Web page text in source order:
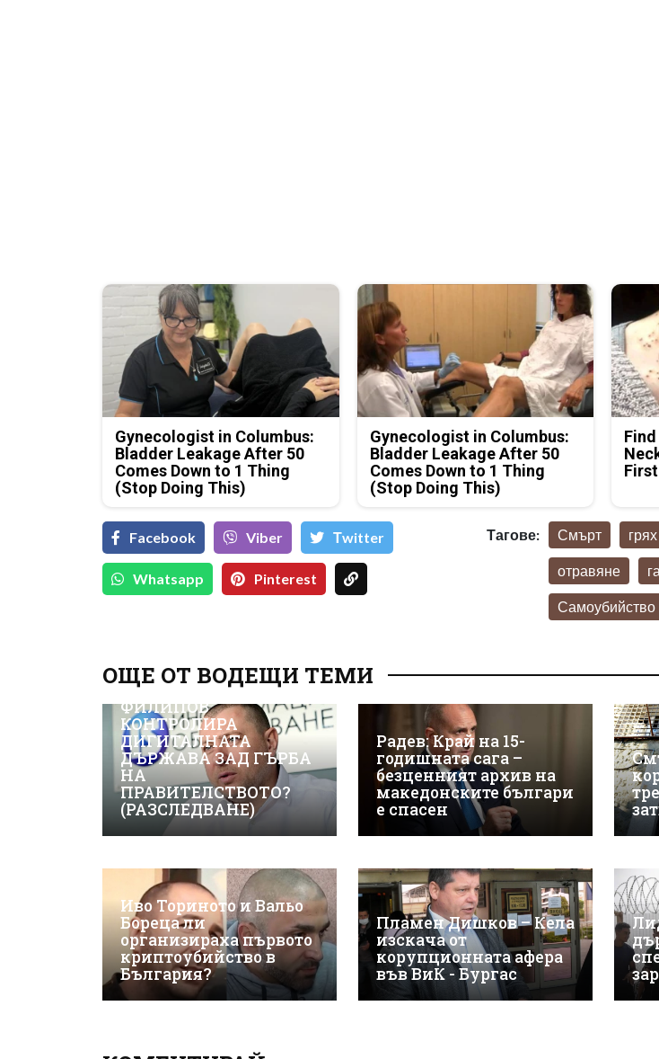
Gynecologist in Columbus:
Bladder Leakage After 50
Comes Down to 1 Thing
(Stop Doing This)
Gynecologist in Columbus:
Bladder Leakage After 50
Comes Down to 1 Thing
(Stop Doing This)
Facebook Viber Тwitter
Whatsapp Pinterest
Тагове: Смърт грях
отравяне
Самоубийство
ОЩЕ ОТ ВОДЕЩИ ТЕМИ
ВИЖТЕ КАК ИВАЙЛО
ФИЛИПОВ
КОНТРОЛИРА
ДИГИТАЛНАТА
ДЪРЖАВА ЗАД ГЪРБА
НА
ПРАВИТЕЛСТВОТО?
(РАЗСЛЕДВАНЕ)
Радев: Край на 15-
годишната сага –
безценният архив на
македонските българи
е спасен
Иво Ториното и Вальо
Бореца ли
организираха първото
криптоубийство в
България?
Пламен Дишков – Кела
изскача от
корупционната афера
във ВиК - Бургас